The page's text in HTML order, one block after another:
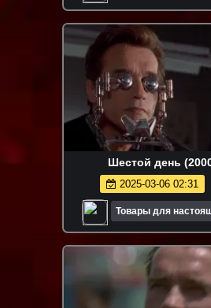
Шестой день
2025-03-06 02:31
Товары для